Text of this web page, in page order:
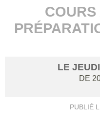
LE JEUDI
DE
PUBLIÉ